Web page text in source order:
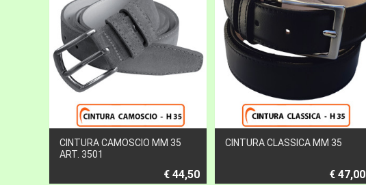
CINTURA CAMOSCIO MM 35
ART. 3501
€ 44,50
CINTURA CLASSICA MM 35
€ 47,00